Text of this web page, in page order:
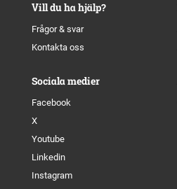
Vill du ha hjälp?
Frågor & svar
Kontakta oss
Sociala medier
Facebook
X
Youtube
Linkedin
Instagram